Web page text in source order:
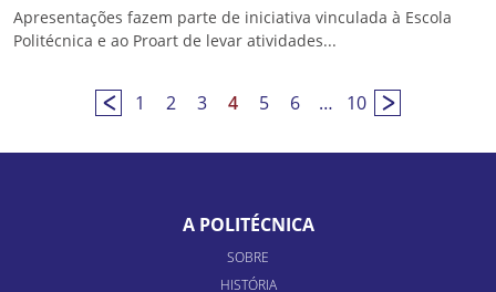
Apresentações fazem parte de iniciativa vinculada à Escola
Politécnica e ao Proart de levar atividades...
1 2 3 4 5 6 … 10
A POLITÉCNICA
SOBRE
HISTÓRIA